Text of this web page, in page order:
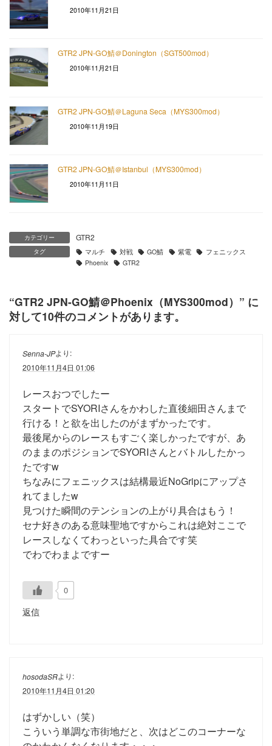
2010年11月21日
GTR2 JPN-GO鯖＠Donington（SGT500mod）
2010年11月21日
GTR2 JPN-GO鯖＠Laguna Seca（MYS300mod）
2010年11月19日
GTR2 JPN-GO鯖＠Istanbul（MYS300mod）
2010年11月11日
カテゴリー GTR2
タグ マルチ 対戦 GO鯖 紫電
フェニックス
Phoenix
GTR2
“GTR2 JPN-GO鯖＠Phoenix（MYS300mod） ” に
対して10件のコメントがあります。
Senna-JPより:
2010年11月4日 01:06
レースおつでしたー
スタートでSYORIさんをかわした直後細田さんまで
行ける！と欲を出したのがまずかったです。
最後尾からのレースもすごく楽しかったですが、あ
のままのポジションでSYORIさんとバトルしたかっ
たですw
ちなみにフェニックスは結構最近NoGripにアップさ
れてましたw
見つけた瞬間のテンションの上がり具合はもう！
セナ好きのある意味聖地ですからこれは絶対ここで
レースしなくてわっといった具合です笑
でわでわまよですー
0
返信
hosodaSRより:
2010年11月4日 01:20
はずかしい（笑）
こういう単調な市街地だと、次はどこのコーナーな